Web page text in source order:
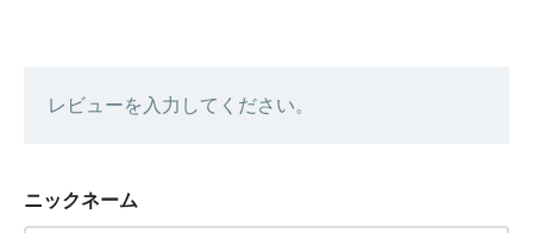
レビューを入力してください。
ニックネーム